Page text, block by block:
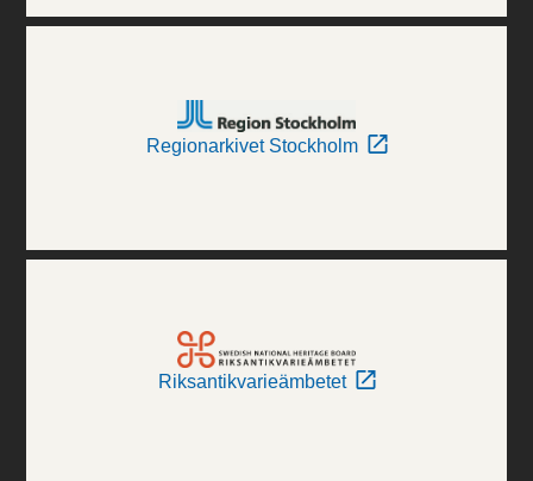
Regionarkivet Stockholm
Riksantikvarieämbetet